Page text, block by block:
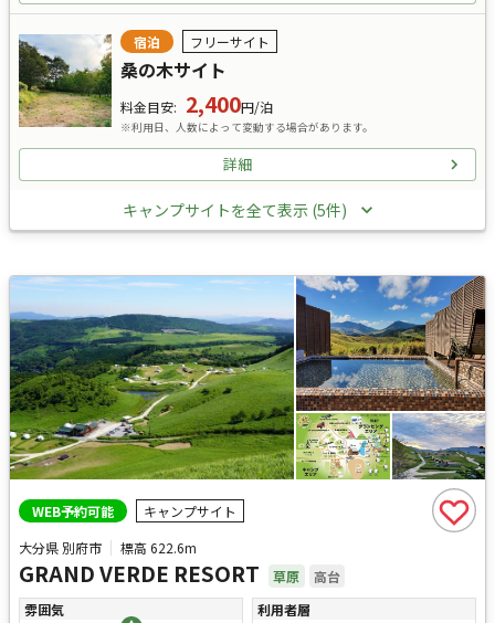
宿泊 フリーサイト
桑の木サイト
料金目安: 2,400円/泊
※利用日、人数によって変動する場合があります。
詳細
キャンプサイトを全て表示 (5件)
WEB予約可能
キャンプサイト
大分県 別府市
標高622.6m
GRAND VERDE RESORT 草原
高台
雰囲気
利用者層